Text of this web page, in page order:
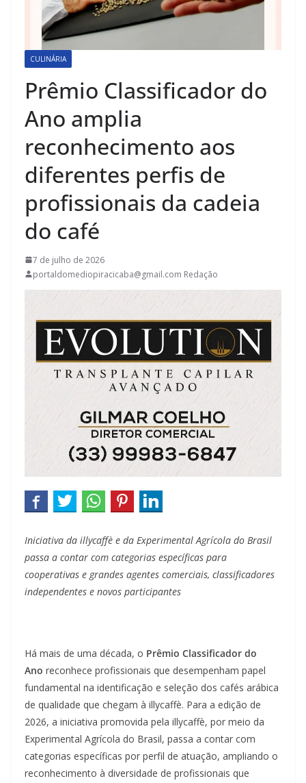
CULINÁRIA
Prêmio Classificador do
Ano amplia
reconhecimento aos
diferentes perfis de
profissionais da cadeia
do café
7 de julho de 2026
portaldomediopiracicaba@gmail.com Redação
Iniciativa da illycaffè e da Experimental Agrícola do Brasil
passa a contar com categorias específicas para
cooperativas e grandes agentes comerciais, classificadores
independentes e novos participantes
Há mais de uma década, o Prêmio Classificador do
Ano reconhece profissionais que desempenham papel
fundamental na identificação e seleção dos cafés arábica
de qualidade que chegam à illycaffè. Para a edição de
2026, a iniciativa promovida pela illycaffè, por meio da
Experimental Agrícola do Brasil, passa a contar com
categorias específicas por perfil de atuação, ampliando o
reconhecimento à diversidade de profissionais que